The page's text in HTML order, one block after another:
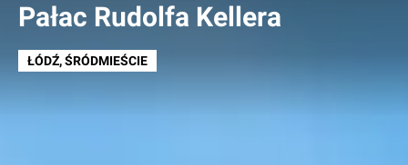
Pałac Rudolfa Kellera
ŁÓDŹ, ŚRÓDMIEŚCIE